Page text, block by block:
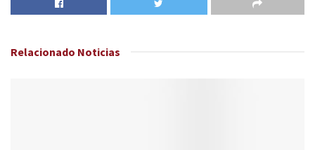
Relacionado Noticias